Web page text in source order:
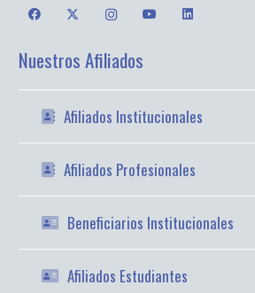
Nuestros Afiliados
Afiliados Institucionales
Afiliados Profesionales
Beneficiarios Institucionales
Afiliados Estudiantes